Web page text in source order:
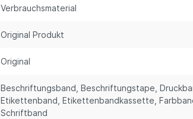
Verbrauchsmaterial
Original Produkt
Original
Beschriftungsband , Beschriftungstape ,
Etikettenband , Etikettenbandkassette ,
Schriftband